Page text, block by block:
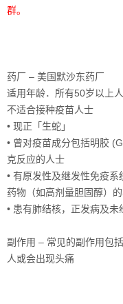
群。
药厂 – 美国默沙东药厂
适用年龄． 所有50岁以上
不适合接种疫苗人士
• 现正「生蛇」
• 曾对疫苗成分包括明胶
克反应的人士
• 有原发性及继发性免疫
药物（如高剂量胆固醇）
• 患有肺结核，正发病及未
副作用 – 常见的副作用包
人或会出现头痛